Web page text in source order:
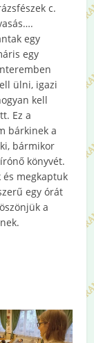
c.
egy
egy
ülni, igazi
kell
Ez a
bárkinek a
bármikor
könyvét.
megkaptuk
egy órát
a